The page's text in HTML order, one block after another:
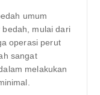
umum
mulai dari
operasi perut
sangat
melakukan